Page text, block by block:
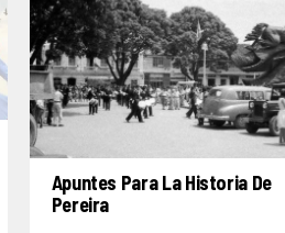
Apuntes Para La Historia De
Pereira